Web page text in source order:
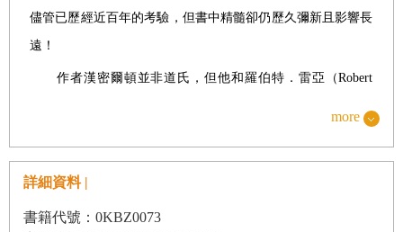
惡對善的致敬／羅德斯與JP摩根
典型並非無法言傳／人性不會改變／三一教堂的鐘聲
查爾斯．道及其理論
道氏不只是報人／道氏的告誡及其理論
道氏的錯誤／耶方斯的恐慌時期
儘管已歷經近百年的考驗，但書中精髓卻仍歷久彌新且影響長
遠！
作者漢密爾頓並非道氏，但他和羅伯特．雷亞（Robert
街日報》和道瓊公司創建者查爾斯．道則是道氏理論的奠基
者、一切的源頭。
一八九六年開始，查爾斯．道發表他所編製的「道瓊斯工
more
詳細資料 |
書籍代號：0KBZ0073